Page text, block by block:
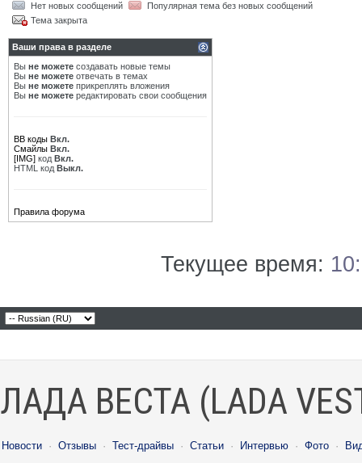
Нет новых сообщений
Популярная тема без новых сообщений
Тема закрыта
Ваши права в разделе
Вы не можете создавать новые темы
Вы не можете отвечать в темах
Вы не можете прикреплять вложения
Вы не можете редактировать свои сообщения
BB коды Вкл.
Смайлы Вкл.
[IMG] код Вкл.
HTML код Выкл.
Правила форума
Текущее время:
ЛАДА ВЕСТА (LADA
Новости · Отзывы · Тест-драйвы · Статьи · Интервью · Фото ·